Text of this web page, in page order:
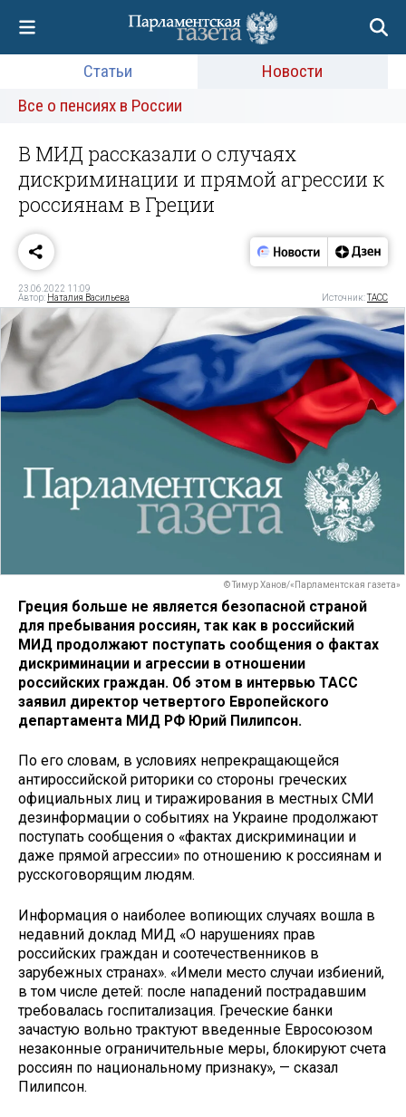
Статьи
Новости
Все о пенсиях в России
В МИД рассказали о случаях
дискриминации и прямой агрессии к
россиянам в Греции
23.06.2022 11:09
Автор: Наталия Васильева Источник:ТАСС
© Тимур Ханов/«Парламентская газета»
Греция больше не является безопасной страной
для пребывания россиян, так как в российский
МИД продолжают поступать сообщения о фактах
дискриминации и агрессии в отношении
российских граждан. Об этом в интервью ТАСС
заявил директор четвертого Европейского
департамента МИД РФ Юрий Пилипсон.
По его словам, в условиях непрекращающейся
антироссийской риторики со стороны греческих
официальных лиц и тиражирования в местных СМИ
дезинформации о событиях на Украине продолжают
поступать сообщения о «фактах дискриминации и
даже прямой агрессии» по отношению к россиянам и
русскоговорящим людям.
Информация о наиболее вопиющих случаях вошла в
недавний доклад МИД «О нарушениях прав
российских граждан и соотечественников в
зарубежных странах». «Имели место случаи избиений,
в том числе детей: после нападений пострадавшим
требовалась госпитализация. Греческие банки
зачастую вольно трактуют введенные Евросоюзом
незаконные ограничительные меры, блокируют счета
россиян по национальному признаку», — сказал
Пилипсон.